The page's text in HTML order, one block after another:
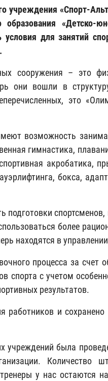
учреждения «Спорт-
«Детско-
для занятий
сооружения – это
они вошли в
это
возможность
гимнастика,
акробатика,
бокса,
подготовки
более
находятся в
процесса за счет
спорта с учетом
результатов.
работников и
учреждений была
Количество
у нас остаются